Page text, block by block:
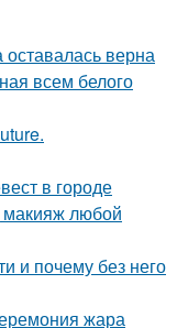
верна
всем белого
в городе
макияж любой
и почему без него
жара